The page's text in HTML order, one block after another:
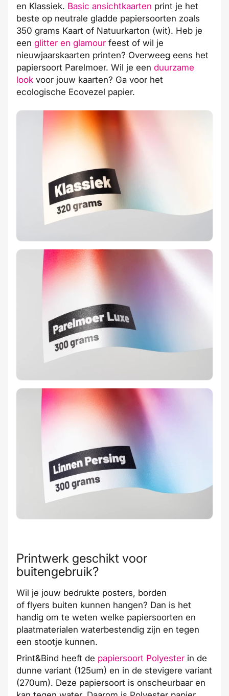
en Klassiek. Basic ansichtkaarten print je het
beste op neutrale gladde papiersoorten zoals
350 grams Kaart of Natuurkarton (wit). Heb je
een glitter en glamour feest of wil je
nieuwjaarskaarten printen? Overweeg eens het
papiersoort Parelmoer. Wil je een duurzame
look voor jouw kaarten? Ga voor het
ecologische Ecovezel papier.
Printwerk geschikt voor
buitengebruik?
Wil je jouw bedrukte posters, borden
of flyers buiten kunnen hangen? Dan is het
handig om te weten welke papiersoorten en
plaatmaterialen waterbestendig zijn en tegen
een stootje kunnen.
Print&Bind heeft de papiersoort Polyester in de
dunne variant (125um) en in de stevigere variant
(270um). Deze papiersoort is onscheurbaar en